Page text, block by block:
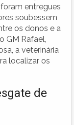
entregues
soubessem
os donos e a
GM Rafael,
a veterinária
localizar os
de